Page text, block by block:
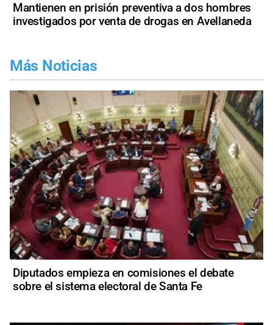
Mantienen en prisión preventiva a dos hombres
investigados por venta de drogas en Avellaneda
Más Noticias
Diputados empieza en comisiones el debate
sobre el sistema electoral de Santa Fe